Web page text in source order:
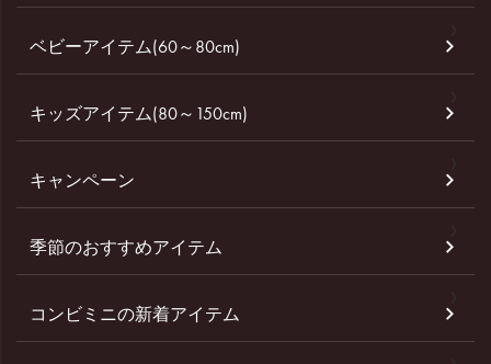
ベビーアイテム(60～80cm)
キッズアイテム(80～150cm)
キャンペーン
季節のおすすめアイテム
コンビミニの新着アイテム